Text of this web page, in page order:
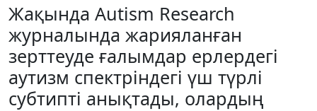
Жақында Autism Research
журналында жарияланған
зерттеуде ғалымдар ерлердегі
аутизм спектріндегі үш түрлі
субтипті анықтады, олардың